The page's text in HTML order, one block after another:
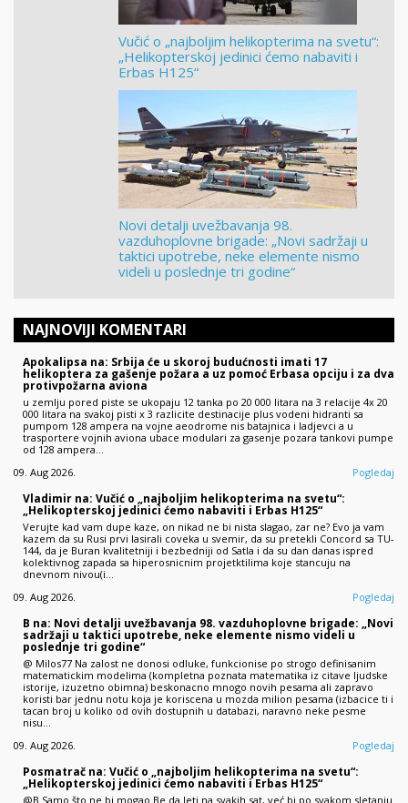
Vučić o „najboljim helikopterima na svetu“:
„Helikopterskoj jedinici ćemo nabaviti i
Erbas H125“
Novi detalji uvežbavanja 98.
vazduhoplovne brigade: „Novi sadržaji u
taktici upotrebe, neke elemente nismo
videli u poslednje tri godine“
NAJNOVIJI KOMENTARI
Apokalipsa na: Srbija će u skoroj budućnosti imati 17
helikoptera za gašenje požara a uz pomoć Erbasa opciju i za dva
protivpožarna aviona
u zemlju pored piste se ukopaju 12 tanka po 20 000 litara na 3 relacije 4x 20
000 litara na svakoj pisti x 3 razlicite destinacije plus vodeni hidranti sa
pumpom 128 ampera na vojne aeodrome nis batajnica i ladjevci a u
trasportere vojnih aviona ubace modulari za gasenje pozara tankovi pumpe
od 128 ampera…
09. Aug 2026.
Pogledaj
Vladimir na: Vučić o „najboljim helikopterima na svetu“:
„Helikopterskoj jedinici ćemo nabaviti i Erbas H125“
Verujte kad vam dupe kaze, on nikad ne bi nista slagao, zar ne? Evo ja vam
kazem da su Rusi prvi lasirali coveka u svemir, da su pretekli Concord sa TU-
144, da je Buran kvalitetniji i bezbedniji od Satla i da su dan danas ispred
kolektivnog zapada sa hiperosnicnim projetktilima koje stancuju na
dnevnom nivou(i…
09. Aug 2026.
Pogledaj
B na: Novi detalji uvežbavanja 98. vazduhoplovne brigade: „Novi
sadržaji u taktici upotrebe, neke elemente nismo videli u
poslednje tri godine“
@ Milos77 Na zalost ne donosi odluke, funkcionise po strogo definisanim
matematickim modelima (kompletna poznata matematika iz citave ljudske
istorije, izuzetno obimna) beskonacno mnogo novih pesama ali zapravo
koristi bar jednu notu koja je koriscena u mozda milion pesama (izbacice ti i
tacan broj u koliko od ovih dostupnih u databazi, naravno neke pesme
nisu…
09. Aug 2026.
Pogledaj
Posmatrač na: Vučić o „najboljim helikopterima na svetu“:
„Helikopterskoj jedinici ćemo nabaviti i Erbas H125“
@B Samo što ne bi mogao Be da leti na svakih sat, već bi po svakom sletanju